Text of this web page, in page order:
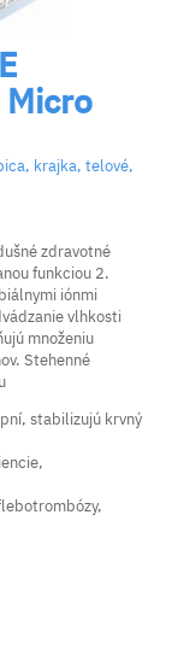
krajka, telové,
zdravotné
funkciou 2.
iónmi
vlhkosti
množeniu
Stehenné
stabilizujú krvný